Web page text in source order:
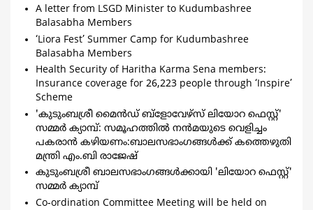
A letter from LSGD Minister to Kudumbashree
Balasabha Members
‘Liora Fest’ Summer Camp for Kudumbashree
Balasabha Members
Health Security of Haritha Karma Sena members:
Insurance coverage for 26,223 people through ‘Inspire’
Scheme
'കുടുംബശ്രീ മൈന്‍ഡ് ബ്ളോവേഴ്സ് ലിയോറ ഫെസ്റ്റ്'
സമ്മര്‍ ക്യാമ്പ്: സമൂഹത്തില്‍ നന്‍മയുടെ വെളിച്ചം
പകരാന്‍ കഴിയണം:ബാലസഭാംഗങ്ങള്‍ക്ക് കത്തെഴുതി
മന്ത്രി എം.ബി രാജേഷ്
കുടുംബശ്രീ ബാലസഭാംഗങ്ങള്‍ക്കായി 'ലിയോറ ഫെസ്റ്റ്'
സമ്മര്‍ ക്യാമ്പ്
Co-ordination Committee Meeting will be held on